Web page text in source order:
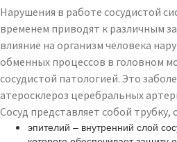
Нарушения в работе сосудистой
временем приводят к различным
влияние на организм человека
обменных процессов в головном
сосудистой патологией. Это
атеросклероз церебральных
Сосуд представляет собой трубку,
эпителий – внутренний слой